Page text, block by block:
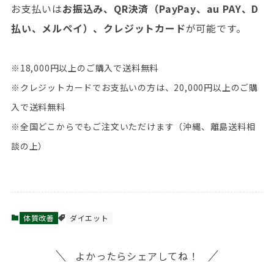
お支払いはお振込み、QR決済（PayPay、au PAY、D
払い、メルペイ）、クレジットカードが可能です。
※18,000円以上のご購入で送料無料
※クレジットカードでお支払いの方は、20,000円以上のご購
入で送料無料
※全国どこからでもご注文いただけます（沖縄、離島送料相
談の上）
体質改善 ダイエット
よかったらシェアしてね！